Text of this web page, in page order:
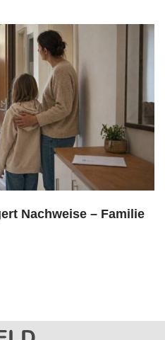
Nachweise – Familie